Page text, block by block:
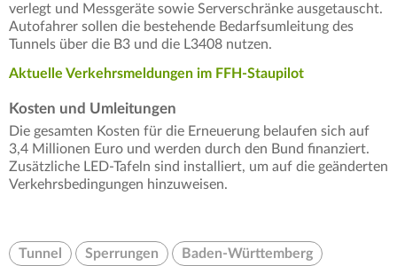
verlegt und Messgeräte sowie Serverschränke ausgetauscht.
Autofahrer sollen die bestehende Bedarfsumleitung des
Tunnels über die B3 und die L3408 nutzen.
Aktuelle Verkehrsmeldungen im FFH-Staupilot
Kosten und Umleitungen
Die gesamten Kosten für die Erneuerung belaufen sich auf
3,4 Millionen Euro und werden durch den Bund finanziert.
Zusätzliche LED-Tafeln sind installiert, um auf die geänderten
Verkehrsbedingungen hinzuweisen.
Tunnel Sperrungen Baden-Württemberg